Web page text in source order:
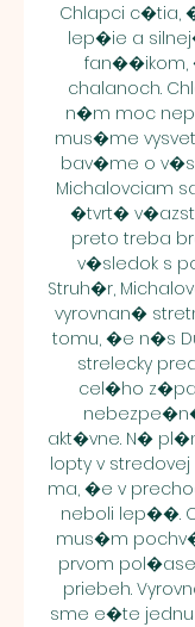
Chlapci c�tia,
lep�ie a
fan��ikom,
chalanoch.
n�m moc
mus�me
bav�me o
Michalovciam
�tvrt�
preto treba
v�sledok s
Struh�r,
vyrovnan�
tomu, �e n�s
strelecky
cel�ho
akt�vne. N�
lopty v
ma, �e v
neboli lep��.
mus�m
prvom
priebeh.
sme e�te